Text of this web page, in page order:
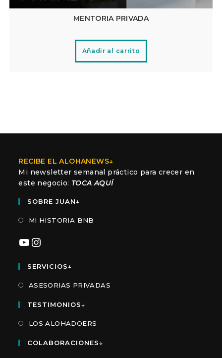
MENTORIA PRIVADA
Añadir al carrito
RECIBE EL ALOHANEWS↓
Mi newsletter semanal práctico para crecer en
este negocio: TOCA AQUÍ
SOBRE JUAN↓
MI HISTORIA BNB
YouTubeInstagram
SERVICIOS↓
ASESORIAS PRIVADAS
TESTIMONIOS↓
LOS ALOHADOERS
COLABORACIONES↓